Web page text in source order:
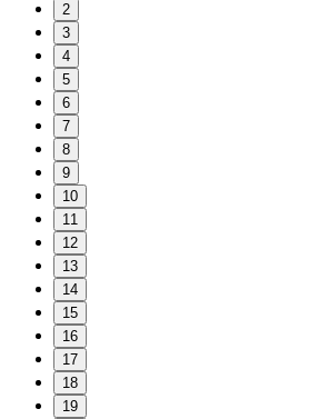
2
3
4
5
6
7
8
9
10
11
12
13
14
15
16
17
18
19